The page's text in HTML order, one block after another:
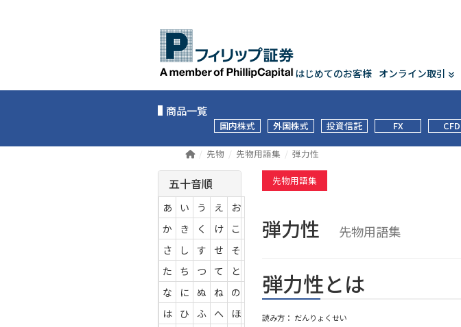
はじめてのお客様 オンライン取引
商品一覧
国内株式 外国株式 投資信託 FX CFD
先物 先物用語集 弾力性
先物用語集
弾力性 先物用語集
弾力性とは
読み方： だんりょくせい
五十音順
あ い う え
お
か
き く け
こ
さ
し す せ
そ
た
ち つ て
と
な
に ぬ ね
の
は
ひ ふ へ
ほ